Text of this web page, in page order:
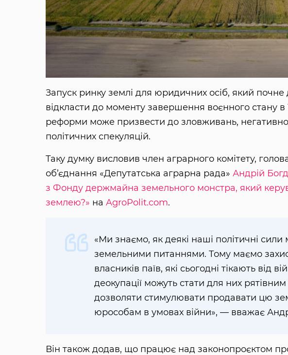
Запуск ринку землі для юридичних осіб, який почне
відкласти до моменту завершення воєнного стану в
реформи може призвести до зловживань,
політичних спекуляцій.
Таку думку висловив член аграрного комітету,
об’єднання «Депутатська аграрна рада» Андрій
з Фонду держмайна земельного монстра, який
землею?» на AgroPolit.com.
«Ми знаємо, як деякі наші політичні
земельними питаннями. Тому маємо
власників паїв, які сьогодні тікають від
деокупації можуть стати для них
дозволяти стимулювати продавати цю
юрособам в умовах війни», — вважає
Він також додав, що працює над законопроєктом